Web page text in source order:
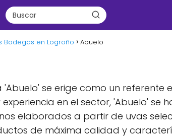
Bodegas en Logroño Abuelo
se erige como un
en el sector, 'Abuelo'
elaborados a partir de uvas
de máxima calidad y